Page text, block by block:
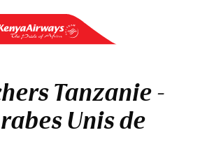
Tanzanie -
Unis de